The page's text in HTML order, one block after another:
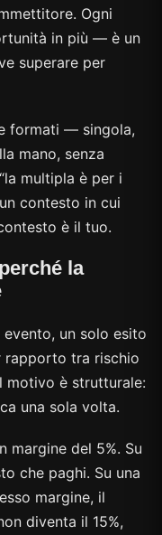
Ogni
in più — è un
superare per
formati — singola,
mano, senza
multipla è per i
contesto in cui
è il tuo.
la
un solo esito
tra rischio
motivo è strutturale:
una sola volta.
margine del 5%. Su
che paghi. Su una
margine, il
diventa il 15%,